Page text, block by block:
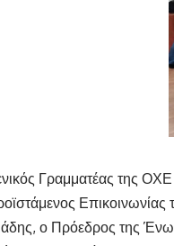
Γραμματέας της
ο Πρόεδρος της